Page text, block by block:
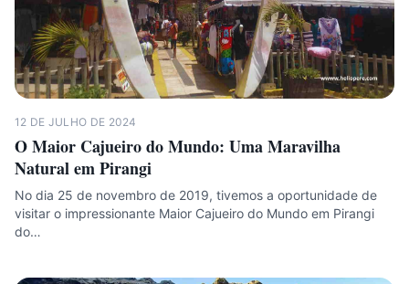
12 DE JULHO DE 2024
O Maior Cajueiro do Mundo: Uma Maravilha
Natural em Pirangi
No dia 25 de novembro de 2019, tivemos a oportunidade de
visitar o impressionante Maior Cajueiro do Mundo em Pirangi
do…